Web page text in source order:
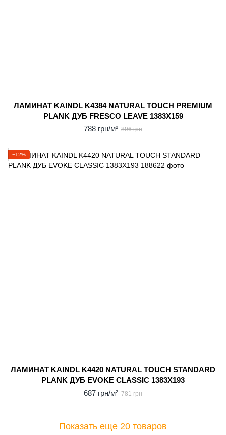
ЛАМИНАТ KAINDL K4384 NATURAL TOUCH PREMIUM
PLANK ДУБ FRESCO LEAVE 1383X159
788 грн/м² 896 грн
−12%
ЛАМИНАТ KAINDL K4420 NATURAL TOUCH STANDARD
PLANK ДУБ EVOKE CLASSIC 1383X193
687 грн/м² 781 грн
Показать еще 20 товаров